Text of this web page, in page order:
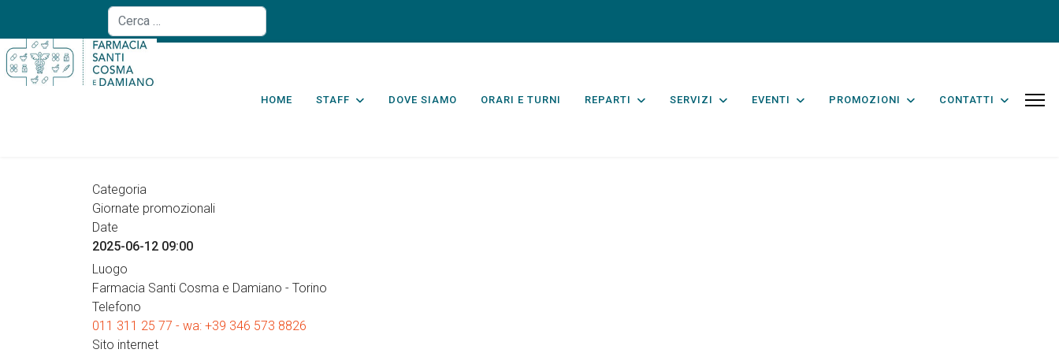
Cerca nel sito
HOME STAFF DOVE SIAMO ORARI E TURNI REPARTI SERVIZI EVENTI PROMOZIONI CONTATTI
Categoria
Giornate promozionali
Date
2025-06-12 09:00
Luogo
Farmacia Santi Cosma e Damiano - Torino
Telefono
011 311 25 77 - wa: +39 346 573 8826
Sito internet